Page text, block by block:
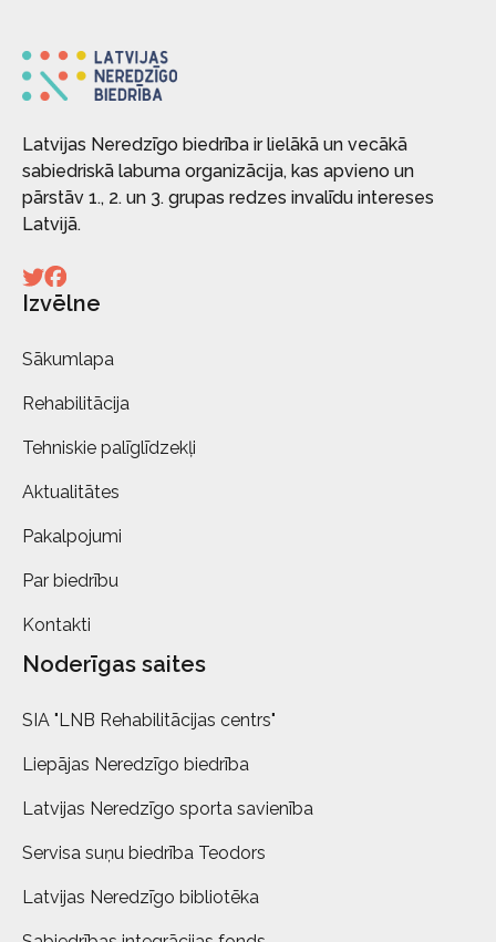
Latvijas Neredzīgo biedrība ir lielākā un vecākā
sabiedriskā labuma organizācija, kas apvieno un
pārstāv 1., 2. un 3. grupas redzes invalīdu intereses
Latvijā.
Izvēlne
Sākumlapa
Rehabilitācija
Tehniskie palīglīdzekļi
Aktualitātes
Pakalpojumi
Par biedrību
Kontakti
Noderīgas saites
SIA "LNB Rehabilitācijas centrs"
Liepājas Neredzīgo biedrība
Latvijas Neredzīgo sporta savienība
Servisa suņu biedrība Teodors
Latvijas Neredzīgo bibliotēka